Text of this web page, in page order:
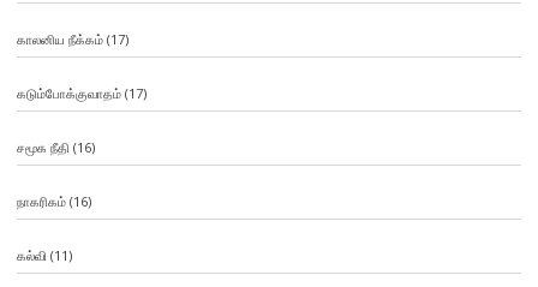
காலனிய நீக்கம்(17)
கடும்போக்குவாதம்(17)
சமூக நீதி (16)
நாகரிகம்(16)
கல்வி (11)